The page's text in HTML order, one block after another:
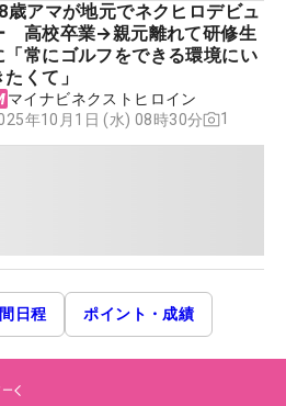
歳アマが地元でネクヒロデビュ
高校卒業→親元離れて研修生
「常にゴルフをできる環境にい
たくて」
マイナビネクストヒロイン
年10月1日 (水) 08時30分
1
日程 ポイント・成績